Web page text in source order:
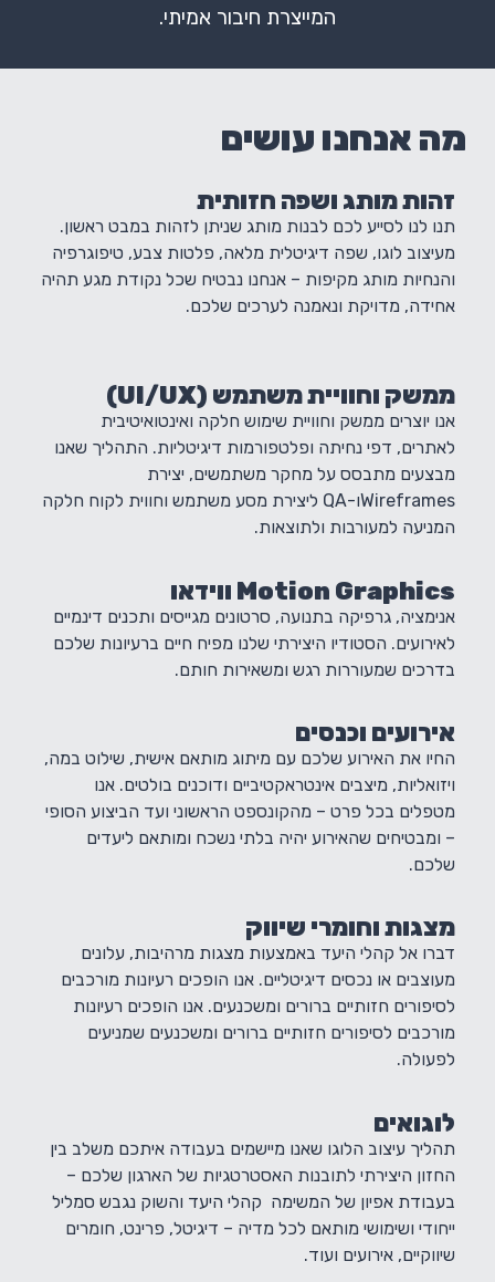
המייצרת חיבור אמיתי.
מה אנחנו עושים
זהות מותג ושפה חזותית
תנו לנו לסייע לכם לבנות מותג שניתן לזהות במבט ראשון.
מעיצוב לוגו, שפה דיגיטלית מלאה, פלטות צבע, טיפוגרפיה
והנחיות מותג מקיפות – אנחנו נבטיח שכל נקודת מגע תהיה
אחידה, מדויקת ונאמנה לערכים שלכם.
ממשק וחוויית משתמש (UI/UX)
אנו יוצרים ממשק וחוויית שימוש חלקה ואינטואיטיבית
לאתרים, דפי נחיתה ופלטפורמות דיגיטליות. התהליך שאנו
מבצעים מתבסס על מחקר משתמשים, יצירת
Wireframesו-QA ליצירת מסע משתמש וחווית לקוח חלקה
המניעה למעורבות ולתוצאות.
Motion Graphics ווידאו
אנימציה, גרפיקה בתנועה, סרטונים מגייסים ותכנים דינמיים
לאירועים. הסטודיו היצירתי שלנו מפיח חיים ברעיונות שלכם
בדרכים שמעוררות רגש ומשאירות חותם.
אירועים וכנסים
החיו את האירוע שלכם עם מיתוג מותאם אישית, שילוט במה,
ויזואליות, מיצבים אינטראקטיביים ודוכנים בולטים. אנו
מטפלים בכל פרט – מהקונספט הראשוני ועד הביצוע הסופי
– ומבטיחים שהאירוע יהיה בלתי נשכח ומותאם ליעדים
שלכם.
מצגות וחומרי שיווק
דברו אל קהלי היעד באמצעות מצגות מרהיבות, עלונים
מעוצבים או נכסים דיגיטליים. אנו הופכים רעיונות מורכבים
לסיפורים חזותיים ברורים ומשכנעים. אנו הופכים רעיונות
מורכבים לסיפורים חזותיים ברורים ומשכנעים שמניעים
לפעולה.
לוגואים
תהליך עיצוב הלוגו שאנו מיישמים בעבודה איתכם משלב בין
החזון היצירתי לתובנות האסטרטגיות של הארגון שלכם –
בעבודת אפיון של המשימה קהלי היעד והשוק נגבש סמליל
ייחודי ושימושי מותאם לכל מדיה – דיגיטל, פרינט, חומרים
שיווקיים, אירועים ועוד.